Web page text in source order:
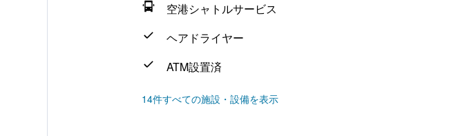
空港シャトルサービス
ヘアドライヤー
ATM設置済
14件すべての施設・設備を表示